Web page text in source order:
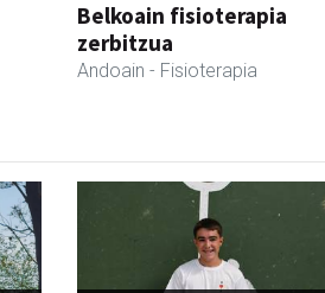
Belkoain fisioterapia
zerbitzua
Andoain - Fisioterapia